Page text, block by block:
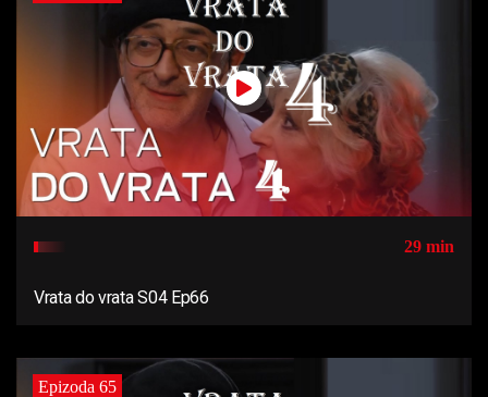
29 min
Vrata do vrata S04 Ep66
Epizoda 65